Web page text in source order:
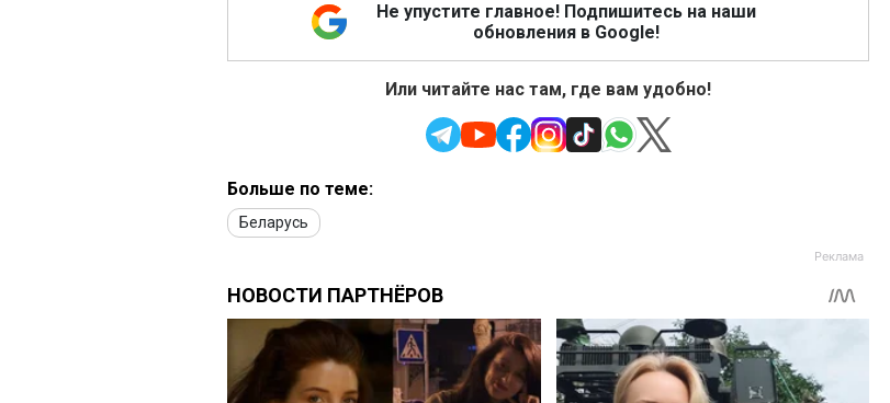
Не упустите главное! Подпишитесь на наши
обновления в Google!
Или читайте нас там, где вам удобно!
Больше по теме:
Беларусь